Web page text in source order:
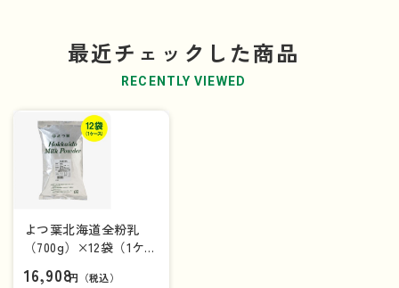
最近チェックした商品
RECENTLY VIEWED
よつ葉北海道全粉乳
（700g）×12袋（1ケー
16,908円（税込）